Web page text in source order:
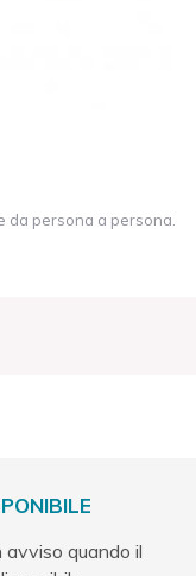
da persona a persona.
avviso quando il